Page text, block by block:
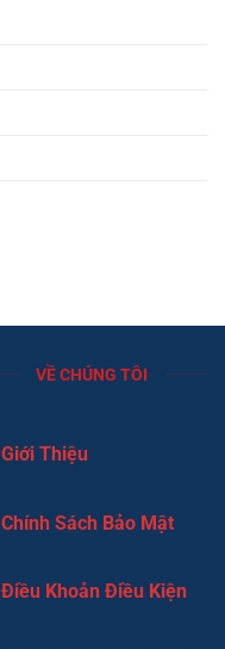
VỀ CHÚNG TÔI
Giới Thiệu
Chính Sách Bảo Mật
Điều Khoản Điều Kiện